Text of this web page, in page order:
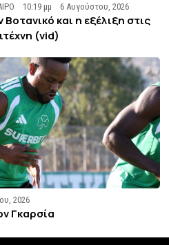
10:19 μμ 6 Αυγούστου, 2026
και η εξέλιξη στις
(vid)
2026
Γκαρσία